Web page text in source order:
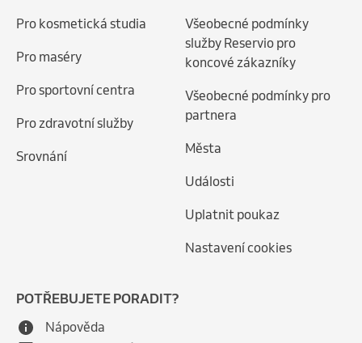
Pro kosmetická studia
Pro maséry
Pro sportovní centra
Pro zdravotní služby
Srovnání
Všeobecné podmínky
služby Reservio pro
koncové zákazníky
Všeobecné podmínky pro
partnera
Města
Události
Uplatnit poukaz
Nastavení cookies
POTŘEBUJETE PORADIT?
Nápověda